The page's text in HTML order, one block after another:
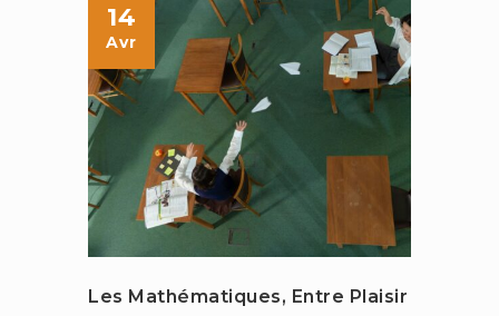
14
Avr
Les Mathématiques, Entre Plaisir